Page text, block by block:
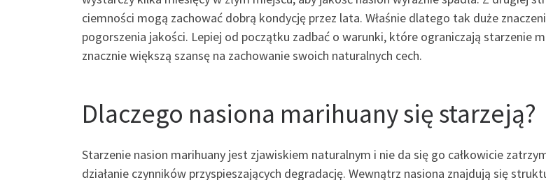
ciemności mogą zachować dobrą kondycję przez lata. Właśnie dlatego tak duże
pogorszenia jakości. Lepiej od początku zadbać o warunki, które ograniczają starzenie
znacznie większą szansę na zachowanie swoich naturalnych cech.
Dlaczego nasiona marihuany się starzeją?
Starzenie nasion marihuany jest zjawiskiem naturalnym i nie da się go całkowicie
działanie czynników przyspieszających degradację. Wewnątrz nasiona znajdują się